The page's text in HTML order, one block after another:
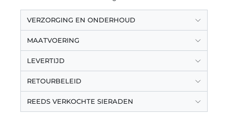
VERZORGING EN ONDERHOUD
MAATVOERING
LEVERTIJD
RETOURBELEID
REEDS VERKOCHTE SIERADEN